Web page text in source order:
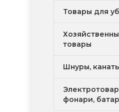
Товары для
товары
Шнуры,
фонари,